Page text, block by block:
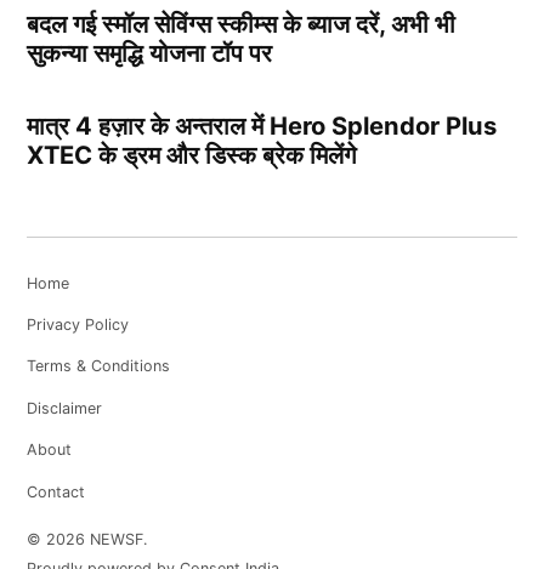
बदल गई स्मॉल सेविंग्स स्कीम्स के ब्याज दरें, अभी भी
सुकन्या समृद्धि योजना टॉप पर
मात्र 4 हज़ार के अन्तराल में Hero Splendor Plus
XTEC के ड्रम और डिस्क ब्रेक मिलेंगे
Home
Privacy Policy
Terms & Conditions
Disclaimer
About
Contact
© 2026 NEWSF.